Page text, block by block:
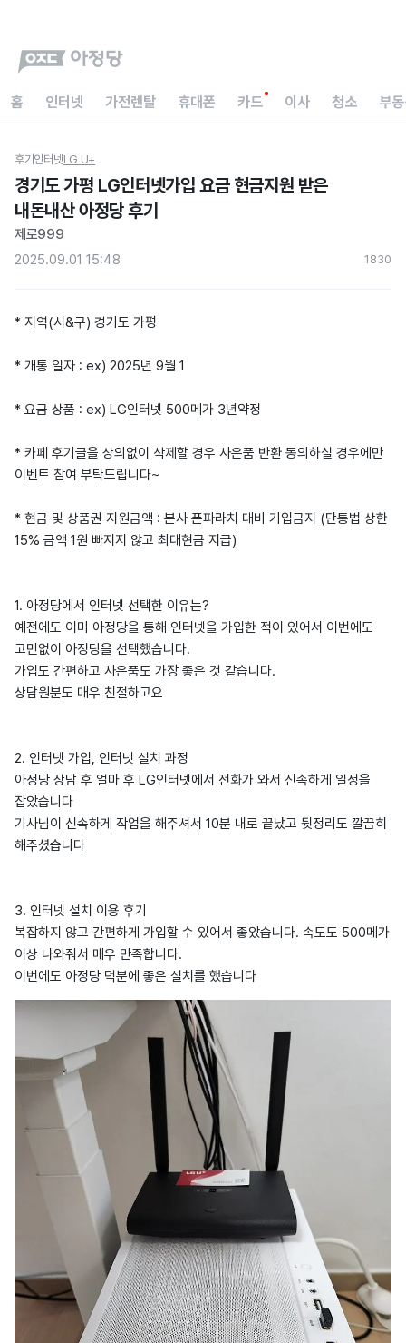
홈 인터넷 가전렌탈 휴대폰 카드 이사 청소 부
후기 인터넷LG U+
경기도 가평 LG인터넷가입 요금 현금지원 받은
내돈내산 아정당 후기
제로999
2025.09.01 15:48
1830
* 지역(시&구) 경기도 가평
* 개통 일자 : ex) 2025년 9월 1
* 요금 상품 : ex) LG인터넷 500메가 3년약정
* 카페 후기글을 상의없이 삭제할 경우 사은품 반환 동의하실 경우에만
이벤트 참여 부탁드립니다~
* 현금 및 상품권 지원금액 : 본사 폰파라치 대비 기입금지 (단통법 상한
15% 금액 1원 빠지지 않고 최대현금 지급)
1. 아정당에서 인터넷 선택한 이유는?
예전에도 이미 아정당을 통해 인터넷을 가입한 적이 있어서 이번에도
고민없이 아정당을 선택했습니다.
가입도 간편하고 사은품도 가장 좋은 것 같습니다.
상담원분도 매우 친절하고요
2. 인터넷 가입, 인터넷 설치 과정
아정당 상담 후 얼마 후 LG인터넷에서 전화가 와서 신속하게 일정을
잡았습니다
기사님이 신속하게 작업을 해주셔서 10분 내로 끝났고 뒷정리도 깔끔히
해주셨습니다
3. 인터넷 설치 이용 후기
복잡하지 않고 간편하게 가입할 수 있어서 좋았습니다. 속도도 500메가
이상 나와줘서 매우 만족합니다.
이번에도 아정당 덕분에 좋은 설치를 했습니다